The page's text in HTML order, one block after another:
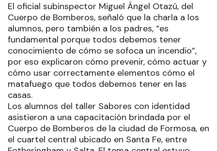
El oficial subinspector Miguel Ángel Otazú, del
Cuerpo de Bomberos, señaló que la charla a los
alumnos, pero también a los padres, “es
fundamental porque todos debemos tener
conocimiento de cómo se sofoca un incendio”,
por eso explicaron cómo prevenir, cómo actuar y
cómo usar correctamente elementos cómo el
matafuego que todos debemos tener en las
casas.
Los alumnos del taller Sabores con identidad
asistieron a una capacitación brindada por el
Cuerpo de Bomberos de la ciudad de Formosa, en
el cuartel central ubicado en Santa Fe, entre